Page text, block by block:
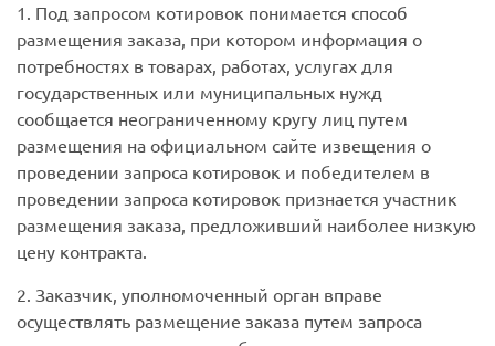
1. Под запросом котировок понимается способ
размещения заказа, при котором информация о
потребностях в товарах, работах, услугах для
государственных или муниципальных нужд
сообщается неограниченному кругу лиц путем
размещения на официальном сайте извещения о
проведении запроса котировок и победителем в
проведении запроса котировок признается участник
размещения заказа, предложивший наиболее низкую
цену контракта.
2. Заказчик, уполномоченный орган вправе
осуществлять размещение заказа путем запроса